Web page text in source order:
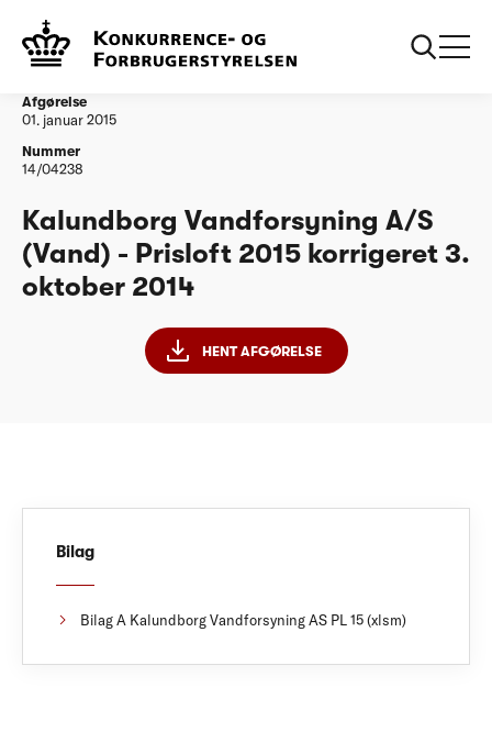
Vandtilsyn
03102014
Afgørelse
01. januar 2015
Nummer
14/04238
Kalundborg Vandforsyning A/S
(Vand) - Prisloft 2015 korrigeret 3.
oktober 2014
HENT AFGØRELSE
Bilag
Bilag A Kalundborg Vandforsyning AS PL 15 (xlsm)